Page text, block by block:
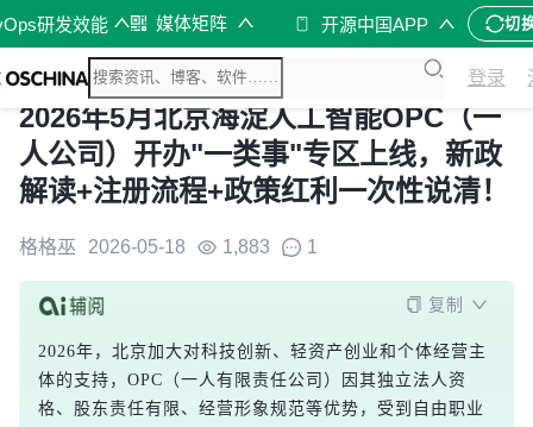
研发效能 媒体矩阵 开源中国APP 切
登录
2026年5月北京海淀人工智能OPC（一
人公司）开办"一类事"专区上线，新政
解读+注册流程+政策红利一次性说清！
格格巫 2026-05-18 1,883 1
复制
2026年，北京加大对科技创新、轻资产创业和个体经营主
体的支持，OPC（一人有限责任公司）因其独立法人资
格、股东责任有限、经营形象规范等优势，受到自由职业